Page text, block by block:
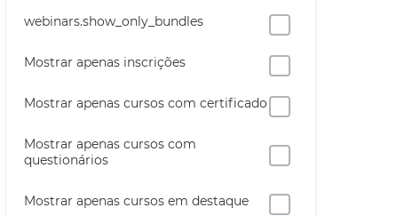
webinars.show_only_bundles
Mostrar apenas inscrições
Mostrar apenas cursos com certificado
Mostrar apenas cursos com
questionários
Mostrar apenas cursos em destaque